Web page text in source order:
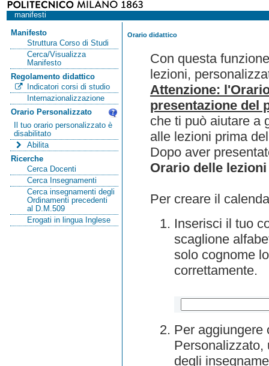
manifesti
Manifesto
Struttura Corso di Studi
Cerca/Visualizza
Manifesto
Regolamento didattico
Indicatori corsi di studio
Internazionalizzazione
Orario Personalizzato
Il tuo orario personalizzato è
disabilitato
Abilita
Ricerche
Cerca Docenti
Cerca Insegnamenti
Cerca insegnamenti degli
Ordinamenti precedenti
al D.M.509
Erogati in lingua Inglese
Orario didattico
Con questa
lezioni,
Attenzione:
presentazione del
che ti può aiutare a
alle lezioni prima
Dopo aver
Orario delle lezioni
Per creare il
Inserisci il tuo
scaglione
solo cognome
correttamente.
Per aggiungere
Personalizzato,
degli